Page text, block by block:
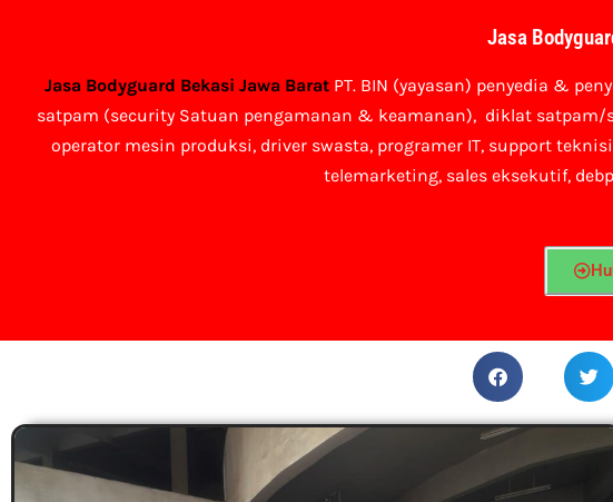
Jasa
Jasa Bodyguard Bekasi Jawa Barat PT. BIN (yayasan) penyedia &
satpam (security Satuan pengamanan & keamanan), diklat satpam/
operator mesin produksi, driver swasta, programer IT, support
telemarketing, sales eksekutif,